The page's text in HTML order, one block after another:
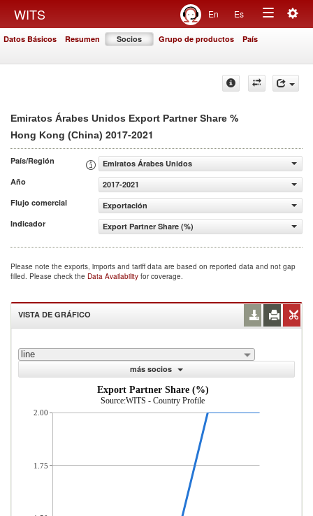
WITS En Es
Toggle
Datos Básicos Resumen Socios Grupo de productos País
Emiratos Árabes Unidos Export Partner Share %
Hong Kong (China) 2017-2021
País/Región
Emiratos Árabes Unidos
Año
2017-2021
Flujo comercial
Exportación
Indicador
Export Partner Share (%)
Please note the exports, imports and tariff data are based on reported data and not gap
filled. Please check the Data Availability for coverage.
VISTA DE GRÁFICO
line
más socios
Export Partner Share (%)
Source:WITS - Country Profile
2.00
1.75